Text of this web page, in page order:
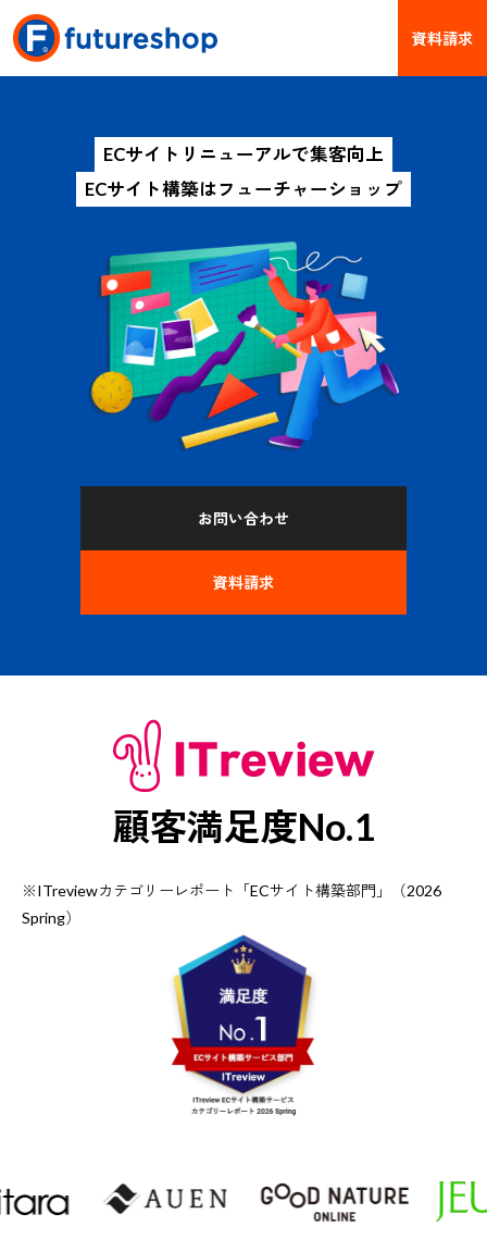
資料請求
ECサイトリニューアルで集客向上
ECサイト構築はフューチャーショップ
お問い合わせ
資料請求
顧客満足度No.1
※ITreviewカテゴリーレポート「ECサイト構築部門」（2026
Spring）